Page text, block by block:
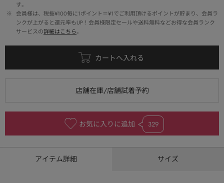
す。
※
会員様は、税抜¥100毎に1ポイント＝¥1でご利用頂けるポイントが貯まり、会員ラ
ンクが上がると還元率もUP！会員様限定セールや送料無料などお得な会員ランク
サービスの詳細はこちら。
お気に入りに追加 329
アイテム詳細 サイズ